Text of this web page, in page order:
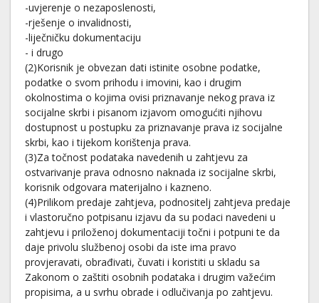
-uvjerenje o nezaposlenosti,
-rješenje o invalidnosti,
-liječničku dokumentaciju
- i drugo
(2)Korisnik je obvezan dati istinite osobne podatke,
podatke o svom prihodu i imovini, kao i drugim
okolnostima o kojima ovisi priznavanje nekog prava iz
socijalne skrbi i pisanom izjavom omogućiti njihovu
dostupnost u postupku za priznavanje prava iz socijalne
skrbi, kao i tijekom korištenja prava.
(3)Za točnost podataka navedenih u zahtjevu za
ostvarivanje prava odnosno naknada iz socijalne skrbi,
korisnik odgovara materijalno i kazneno.
(4)Prilikom predaje zahtjeva, podnositelj zahtjeva predaje
i vlastoručno potpisanu izjavu da su podaci navedeni u
zahtjevu i priloženoj dokumentaciji točni i potpuni te da
daje privolu službenoj osobi da iste ima pravo
provjeravati, obrađivati, čuvati i koristiti u skladu sa
Zakonom o zaštiti osobnih podataka i drugim važećim
propisima, a u svrhu obrade i odlučivanja po zahtjevu.